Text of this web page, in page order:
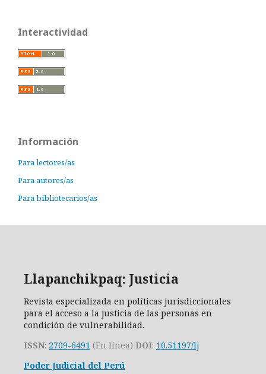
Interactividad
Información
Para lectores/as
Para autores/as
Para bibliotecarios/as
Llapanchikpaq: Justicia
Revista especializada en políticas jurisdiccionales
para el acceso a la justicia de las personas en
condición de vulnerabilidad.
ISSN: 2709-6491 (En línea) DOI: 10.51197/lj
Poder Judicial del Perú